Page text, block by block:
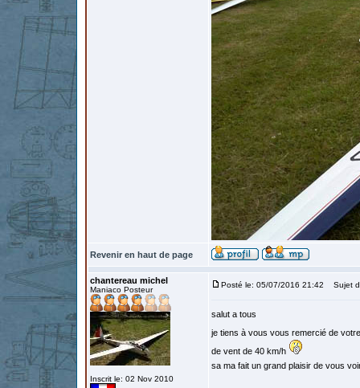
Revenir en haut de page
chantereau michel
Maniaco Posteur
Inscrit le: 02 Nov 2010
Posté le: 05/07/2016 21:42 Sujet
salut a tous
je tiens à vous vous remercié de
de vent de 40 km/h
sa ma fait un grand plaisir de vous